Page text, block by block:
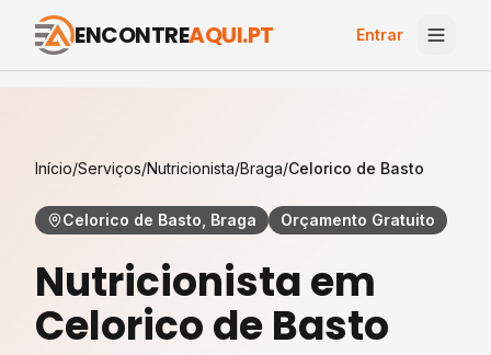
ENCONTREAQUI.PT Entrar
Início/Serviços/Nutricionista/Braga/Celorico de Basto
Celorico de Basto, Braga Orçamento Gratuito
Nutricionistaem
Celorico de Basto